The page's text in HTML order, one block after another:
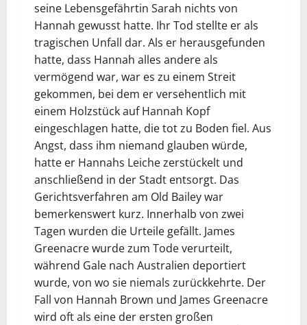
seine Lebensgefährtin Sarah nichts von
Hannah gewusst hatte. Ihr Tod stellte er als
tragischen Unfall dar. Als er herausgefunden
hatte, dass Hannah alles andere als
vermögend war, war es zu einem Streit
gekommen, bei dem er versehentlich mit
einem Holzstück auf Hannah Kopf
eingeschlagen hatte, die tot zu Boden fiel. Aus
Angst, dass ihm niemand glauben würde,
hatte er Hannahs Leiche zerstückelt und
anschließend in der Stadt entsorgt. Das
Gerichtsverfahren am Old Bailey war
bemerkenswert kurz. Innerhalb von zwei
Tagen wurden die Urteile gefällt. James
Greenacre wurde zum Tode verurteilt,
während Gale nach Australien deportiert
wurde, von wo sie niemals zurückkehrte. Der
Fall von Hannah Brown und James Greenacre
wird oft als eine der ersten großen